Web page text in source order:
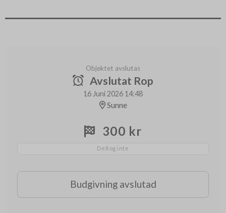
Objektet avslutas
Avslutat Rop
16 Juni 2026 14:48
Sunne
300 kr
Deltog inte
Budgivning avslutad